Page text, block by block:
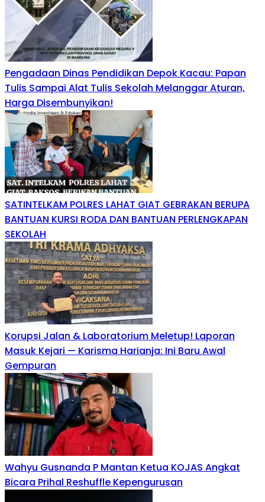
Pengadaan Dinas Pendidikan Depok Kacau: Papan
Tulis Sampai Alat Tulis Sekolah Melanggar Aturan,
Harga Disembunyikan!
SATINTELKAM POLRES LAHAT GIAT GEBRAKAN BERUPA
BANTUAN KURSI RODA DAN BANTUAN PERLENGKAPAN
SEKOLAH
Korupsi Jalan & Laboratorium Meletup! Laporan
Masuk Kejari — Karisma Harianja: Ini Baru Awal
Gempuran
Wahyu Gusnanda P Mantan Ketua KOJAS Angkat
Bicara Prihal Reshuffle Kepengurusan